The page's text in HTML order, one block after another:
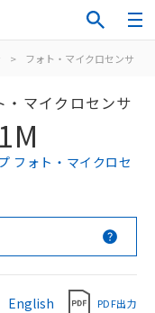
> フォト・マイクロセンサ
マイクロセンサ
フォト・マイクロセ
English PDF出力